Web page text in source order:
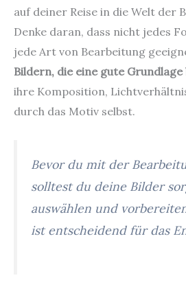
auf deiner Reise in die Welt der
Denke daran, dass nicht jedes
jede Art von Bearbeitung
Bildern, die eine gute Grundlage
ihre Komposition,
durch das Motiv selbst.
Bevor du mit der
solltest du deine Bilder
auswählen und
ist entscheidend für das